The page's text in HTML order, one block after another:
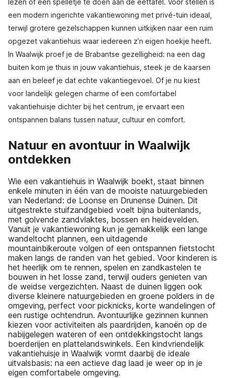
lezen of een spelletje te doen aan de eettafel. Voor stellen is
een modern ingerichte vakantiewoning met privé-tuin ideaal,
terwijl grotere gezelschappen kunnen uitkijken naar een ruim
opgezet vakantiehuis waar iedereen z’n eigen hoekje heeft.
In Waalwijk proef je de Brabantse gezelligheid: na een dag
buiten kom je thuis in jouw vakantiehuis, steek je de kaarsen
aan en beleef je dat echte vakantiegevoel. Of je nu kiest
voor landelijk gelegen charme of een comfortabel
vakantiehuisje dichter bij het centrum, je ervaart een
ontspannen balans tussen natuur, cultuur en comfort.
Natuur en avontuur in Waalwijk
ontdekken
Wie een vakantiehuis in Waalwijk boekt, staat binnen
enkele minuten in één van de mooiste natuurgebieden
van Nederland: de Loonse en Drunense Duinen. Dit
uitgestrekte stuifzandgebied voelt bijna buitenlands,
met golvende zandvlaktes, bossen en heidevelden.
Vanuit je vakantiewoning kun je gemakkelijk een lange
wandeltocht plannen, een uitdagende
mountainbikeroute volgen of een ontspannen fietstocht
maken langs de randen van het gebied. Voor kinderen is
het heerlijk om te rennen, spelen en zandkastelen te
bouwen in het losse zand, terwijl ouders genieten van
de weidse vergezichten. Naast de duinen liggen ook
diverse kleinere natuurgebieden en groene polders in de
omgeving, perfect voor picknicks, korte wandelingen of
een rustige ochtendrun. Avontuurlijke gezinnen kunnen
kiezen voor activiteiten als paardrijden, kanoën op de
nabijgelegen wateren of een ontdekkingstocht langs
boerderijen en plattelandswinkels. Een kindvriendelijk
vakantiehuisje in Waalwijk vormt daarbij de ideale
uitvalsbasis: na een actieve dag laad je weer op in je
eigen comfortabele omgeving.